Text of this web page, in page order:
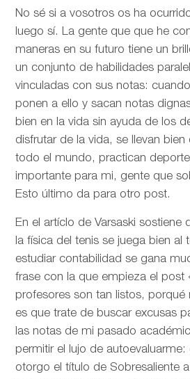
No sé si a vosotros os ha
luego sí. La gente que que he
maneras en su futuro tiene un
un conjunto de habilidades
vinculadas con sus notas:
ponen a ello y sacan notas
bien en la vida sin ayuda de los
disfrutar de la vida, se llevan
todo el mundo, practican
importante para mi, gente que
Esto último da para otro post.
En el artíclo deVarsaski sostiene
la física del tenis se juega bien al
estudiar contabilidad se gana
frase con la que empieza el post
profesores son tan listos, porqué
es que trate de buscar excusas
las notas de mi pasado
permitir el lujo de
otorgo el título de Sobresaliente